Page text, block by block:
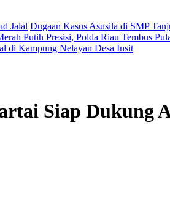
Jalal Dugaan Kasus Asusila di SMP
Putih Presisi, Polda Riau Tembus
di Kampung Nelayan Desa Insit
Siap Dukung